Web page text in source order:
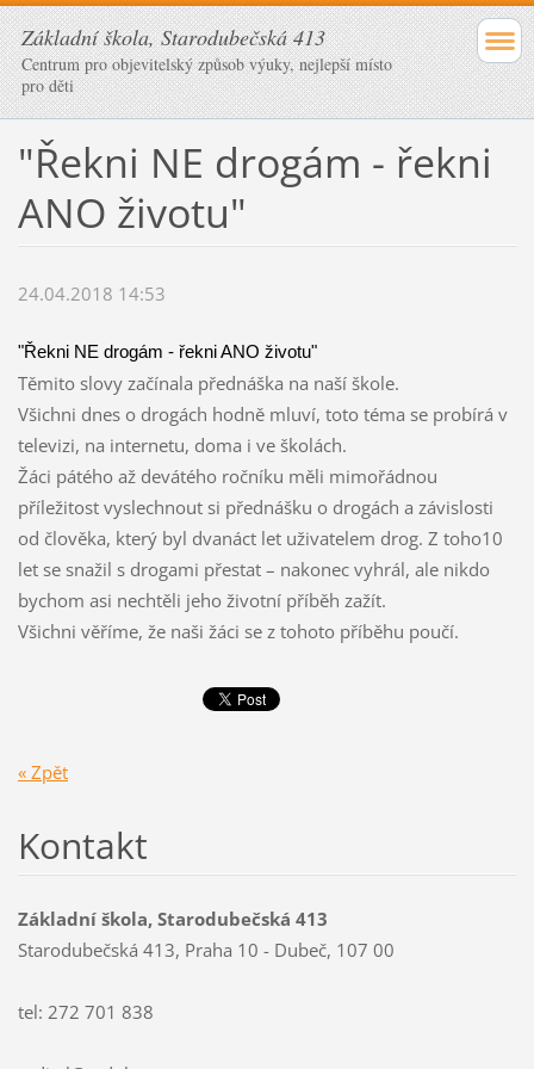
Základní škola, Starodubečská 413
Centrum pro objevitelský způsob výuky, nejlepší místo
pro děti
"Řekni NE drogám - řekni
ANO životu"
24.04.2018 14:53
"Řekni NE drogám - řekni ANO životu"
Těmito slovy začínala přednáška na naší škole.
Všichni dnes o drogách hodně mluví, toto téma se probírá v
televizi, na internetu, doma i ve školách.
Žáci pátého až devátého ročníku měli mimořádnou
příležitost vyslechnout si přednášku o drogách a závislosti
od člověka, který byl dvanáct let uživatelem drog. Z toho10
let se snažil s drogami přestat – nakonec vyhrál, ale nikdo
bychom asi nechtěli jeho životní příběh zažít.
Všichni věříme, že naši žáci se z tohoto příběhu poučí.
« Zpět
Kontakt
Základní škola, Starodubečská 413
Starodubečská 413, Praha 10 - Dubeč, 107 00
tel: 272 701 838